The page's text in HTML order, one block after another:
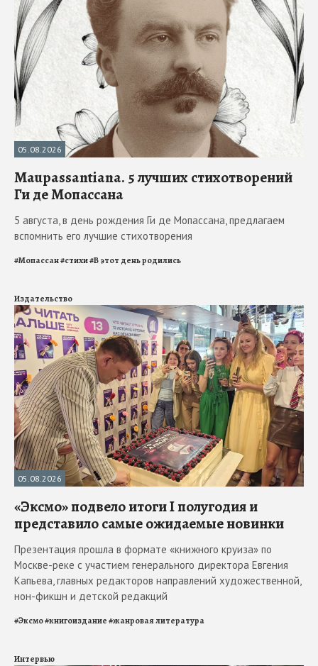
05.08.2026
Maupassantiana. 5 лучших стихотворений
Ги де Мопассана
5 августа, в день рождения Ги де Мопассана, предлагаем
вспомнить его лучшие стихотворения
#Мопассан#стихи#В этот день родились
Издательство
05.08.2026
«Эксмо» подвело итоги I полугодия и
представило самые ожидаемые новинки
Презентация прошла в формате «книжного круиза» по
Москве-реке с участием генерального директора Евгения
Капьева, главных редакторов направлений художественной,
нон-фикшн и детской редакций
#Эксмо#книгоиздание#жанровая литература
Интервью